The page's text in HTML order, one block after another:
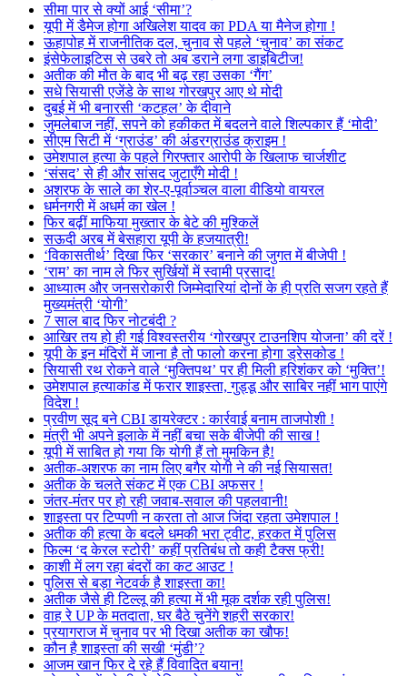
सीमा पार से क्यों आई ‘सीमा’?
यूपी में डैमेज होगा अखिलेश यादव का PDA या मैनेज होगा !
ऊहापोह में राजनीतिक दल, चुनाव से पहले ‘चुनाव’ का संकट
इंसेफेलाइटिस से उबरे तो अब डराने लगा डाइबिटीज!
अतीक की मौत के बाद भी बढ़ रहा उसका ‘गैंग’
सधे सियासी एजेंडे के साथ गोरखपुर आए थे मोदी
दुबई में भी बनारसी ‘कटहल’ के दीवाने
जुमलेबाज नहीं, सपने को हकीकत में बदलने वाले शिल्पकार हैं ‘मोदी’
सीएम सिटी में ‘ग्राउंड’ की अंडरग्राउंड क्राइम !
उमेशपाल हत्या के पहले गिरफ्तार आरोपी के खिलाफ चार्जशीट
‘संसद’ से ही और सांसद जुटाएँगे मोदी !
अशरफ के साले का शेर-ए-पूर्वाञ्चल वाला वीडियो वायरल
धर्मनगरी में अधर्म का खेल !
फिर बढ़ीं माफिया मुख्तार के बेटे की मुश्किलें
सऊदी अरब में बेसहारा यूपी के हजयात्री!
‘विकासतीर्थ’ दिखा फिर ‘सरकार’ बनाने की जुगत में बीजेपी !
‘राम’ का नाम ले फिर सुर्खियों में स्वामी प्रसाद!
आध्यात्म और जनसरोकारी जिम्मेदारियां दोनों के ही प्रति सजग रहते हैं
मुख्यमंत्री ‘योगी’
7 साल बाद फिर नोटबंदी ?
आखिर तय हो ही गई विश्वस्तरीय ‘गोरखपुर टाउनशिप योजना’ की दरें !
यूपी के इन मंदिरों में जाना है तो फालो करना होगा ड्रेसकोड !
सियासी रथ रोकने वाले ‘मुक्तिपथ’ पर ही मिली हरिशंकर को ‘मुक्ति’!
उमेशपाल हत्याकांड में फरार शाइस्ता, गुड्डू और साबिर नहीं भाग पाएंगे
विदेश !
प्रवीण सूद बने CBI डायरेक्टर : कार्रवाई बनाम ताजपोशी !
मंत्री भी अपने इलाके में नहीं बचा सके बीजेपी की साख !
यूपी में साबित हो गया कि योगी हैं तो मुमकिन है!
अतीक-अशरफ का नाम लिए बगैर योगी ने की नई सियासत!
अतीक के चलते संकट में एक CBI अफसर !
जंतर-मंतर पर हो रही जवाब-सवाल की पहलवानी!
शाइस्ता पर टिप्पणी न करता तो आज जिंदा रहता उमेशपाल !
अतीक की हत्या के बदले धमकी भरा ट्वीट, हरकत में पुलिस
फिल्म ‘द केरल स्टोरी’ कहीं प्रतिबंध तो कही टैक्स फ्री!
काशी में लग रहा बंदरों का कट आउट !
पुलिस से बड़ा नेटवर्क है शाइस्ता का!
अतीक जैसे ही टिल्लू की हत्या में भी मूक दर्शक रही पुलिस!
वाह रे UP के मतदाता, घर बैठे चुनेंगे शहरी सरकार!
प्रयागराज में चुनाव पर भी दिखा अतीक का खौफ!
कौन है शाइस्ता की सखी ‘मुंडी’?
आजम खान फिर दे रहे हैं विवादित बयान!